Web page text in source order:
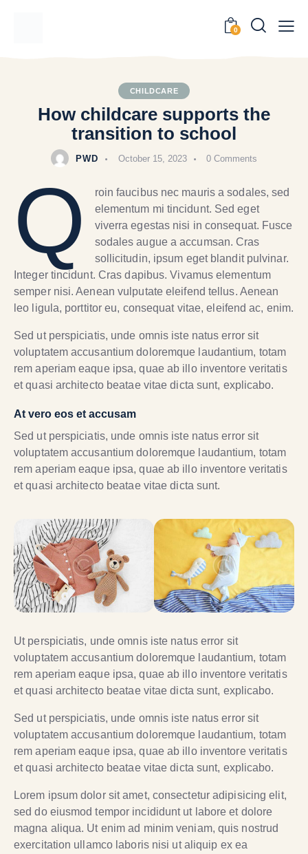
0
CHILDCARE
How childcare supports the
transition to school
PWD October 15, 2023 0 Comments
Q
roin faucibus nec mauris a sodales, sed
elementum mi tincidunt. Sed eget
viverra egestas nisi in consequat. Fusce
sodales augue a accumsan. Cras
sollicitudin, ipsum eget blandit pulvinar.
Integer tincidunt. Cras dapibus. Vivamus elementum
semper nisi. Aenean vulputate eleifend tellus. Aenean
leo ligula, porttitor eu, consequat vitae, eleifend ac, enim.
Sed ut perspiciatis, unde omnis iste natus error sit
voluptatem accusantium doloremque laudantium, totam
rem aperiam eaque ipsa, quae ab illo inventore veritatis
et quasi architecto beatae vitae dicta sunt, explicabo.
At vero eos et accusam
Sed ut perspiciatis, unde omnis iste natus error sit
voluptatem accusantium doloremque laudantium, totam
rem aperiam eaque ipsa, quae ab illo inventore veritatis
et quasi architecto beatae vitae dicta sunt.
Ut perspiciatis, unde omnis iste natus error sit
voluptatem accusantium doloremque laudantium, totam
rem aperiam eaque ipsa, quae ab illo inventore veritatis
et quasi architecto beatae vitae dicta sunt, explicabo.
Sed ut perspiciatis, unde omnis iste natus error sit
voluptatem accusantium doloremque laudantium, totam
rem aperiam eaque ipsa, quae ab illo inventore veritatis
et quasi architecto beatae vitae dicta sunt, explicabo.
Lorem ipsum dolor sit amet, consectetur adipisicing elit,
sed do eiusmod tempor incididunt ut labore et dolore
magna aliqua. Ut enim ad minim veniam, quis nostrud
exercitation ullamco laboris nisi ut aliquip ex ea